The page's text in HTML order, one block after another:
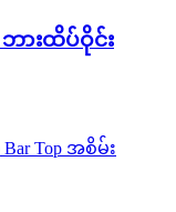
ားထိပ်ဝိုင်း